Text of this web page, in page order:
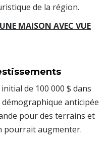
de la région.
MAISON AVEC VUE
de 100 000 $ dans
anticipée
pour des terrains et
pourrait augmenter.